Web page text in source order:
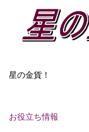
星の金貨！
お役立ち情報